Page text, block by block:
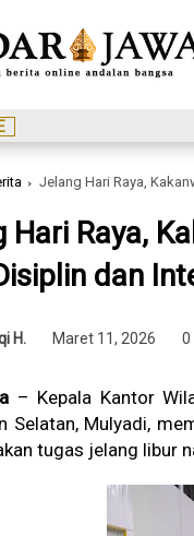
Jelang Hari Raya,
Hari Raya,
dan
H. Maret 11, 2026 0
– Kepala Kantor
Selatan, Mulyadi,
tugas jelang libur